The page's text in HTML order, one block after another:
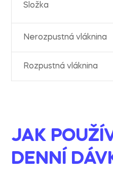
Složka
Nerozpustná vláknina
Rozpustná vláknina
JAK
DENNÍ